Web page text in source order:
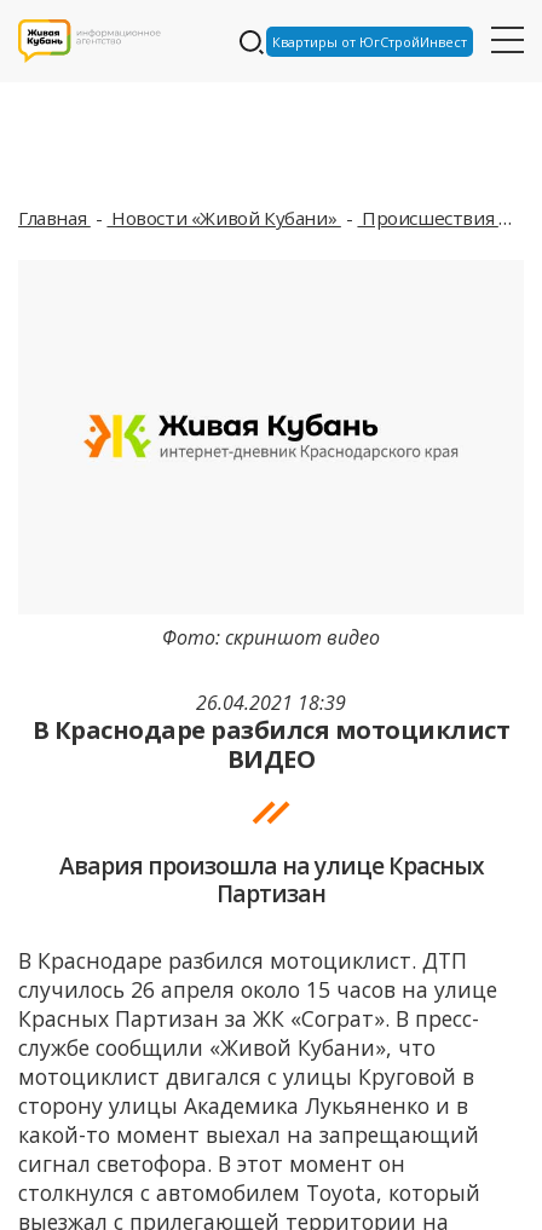
Квартиры от ЮгСтройИнвест
Главная Новости «Живой Кубани» Происшествия
26.04.2021 18:39
В Краснодаре разбился мотоциклист
ВИДЕО
Авария произошла на улице Красных
Партизан
Фото: скриншот видео
В Краснодаре разбился мотоциклист. ДТП
случилось 26 апреля около 15 часов на улице
Красных Партизан за ЖК «Сограт». В пресс-
службе сообщили «Живой Кубани», что
мотоциклист двигался с улицы Круговой в
сторону улицы Академика Лукьяненко и в
какой-то момент выехал на запрещающий
сигнал светофора. В этот момент он
столкнулся с автомобилем Toyota, который
выезжал с прилегающей территории на